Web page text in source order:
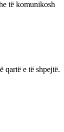
të komunikosh
qartë e të shpejtë.